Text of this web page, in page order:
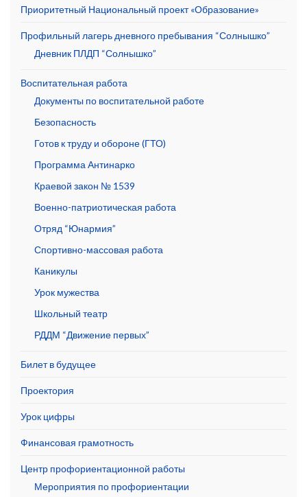
Приоритетный Национальный проект «Образование»
Профильный лагерь дневного пребывания “Солнышко”
Дневник ПЛДП “Солнышко”
Воспитательная работа
Документы по воспитательной работе
Безопасность
Готов к труду и обороне (ГТО)
Программа Антинарко
Краевой закон № 1539
Военно-патриотическая работа
Отряд “Юнармия”
Спортивно-массовая работа
Каникулы
Урок мужества
Школьный театр
РДДМ “Движение первых”
Билет в будущее
Проектория
Урок цифры
Финансовая грамотность
Центр профориентационной работы
Мероприятия по профориентации